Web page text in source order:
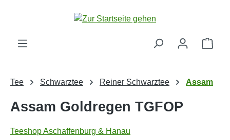
Zum Hauptinhalt springen
Tee Schwarztee Reiner Schwarztee Assam
Assam Goldregen TGFOP
Teeshop Aschaffenburg & Hanau